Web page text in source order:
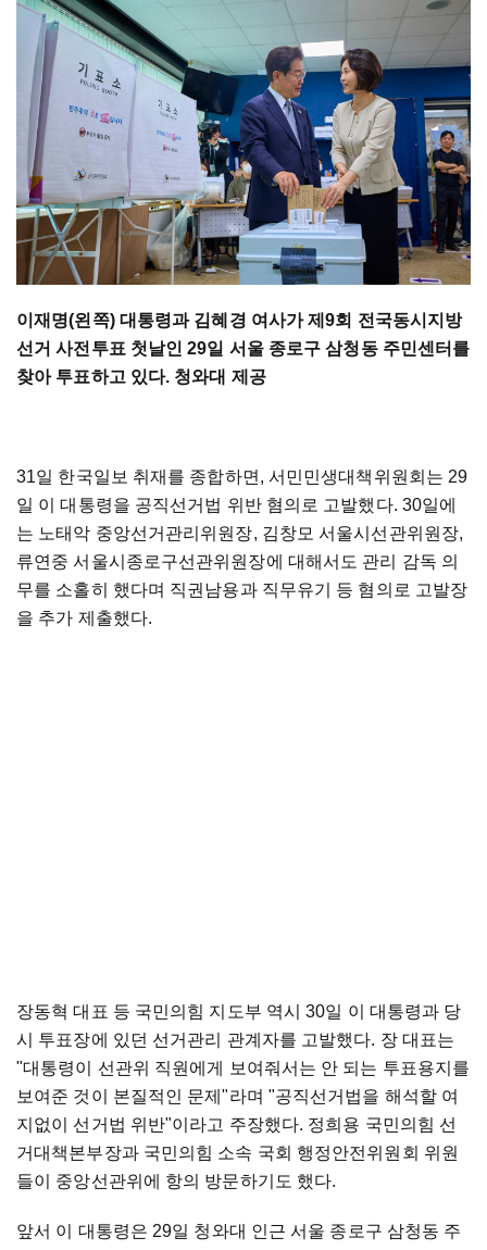
이재명(왼쪽) 대통령과 김혜경 여사가 제9회 전국동시지방
선거 사전투표 첫날인 29일 서울 종로구 삼청동 주민센터를
찾아 투표하고 있다. 청와대 제공
31일 한국일보 취재를 종합하면, 서민민생대책위원회는 29
일 이 대통령을 공직선거법 위반 혐의로 고발했다. 30일에
는 노태악 중앙선거관리위원장, 김창모 서울시선관위원장,
류연중 서울시종로구선관위원장에 대해서도 관리 감독 의
무를 소홀히 했다며 직권남용과 직무유기 등 혐의로 고발장
을 추가 제출했다.
장동혁 대표 등 국민의힘 지도부 역시 30일 이 대통령과 당
시 투표장에 있던 선거관리 관계자를 고발했다. 장 대표는
"대통령이 선관위 직원에게 보여줘서는 안 되는 투표용지를
보여준 것이 본질적인 문제"라며 "공직선거법을 해석할 여
지없이 선거법 위반"이라고 주장했다. 정희용 국민의힘 선
거대책본부장과 국민의힘 소속 국회 행정안전위원회 위원
들이 중앙선관위에 항의 방문하기도 했다.
앞서 이 대통령은 29일 청와대 인근 서울 종로구 삼청동 주